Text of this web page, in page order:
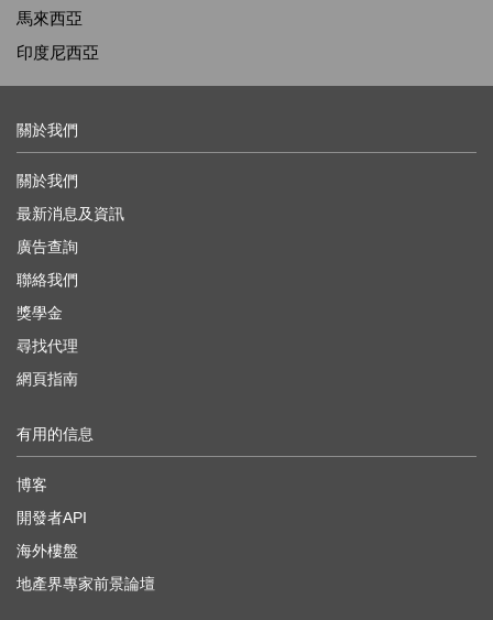
馬來西亞
印度尼西亞
關於我們
關於我們
最新消息及資訊
廣告查詢
聯絡我們
獎學金
尋找代理
網頁指南
有用的信息
博客
開發者API
海外樓盤
地產界專家前景論壇